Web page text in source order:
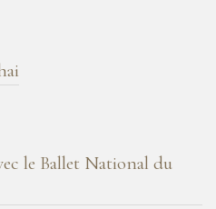
le Ballet National du